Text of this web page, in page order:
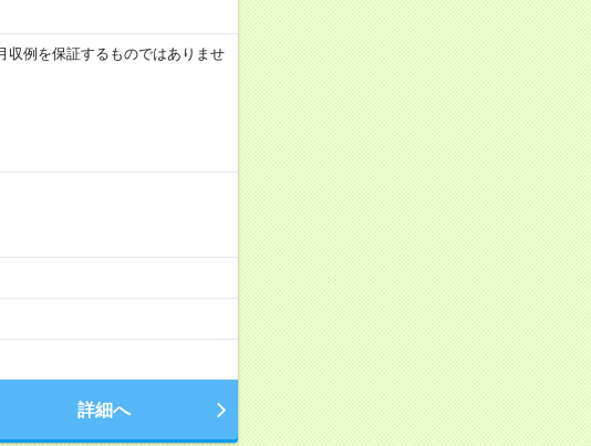
例を保証するものではありませ
詳細へ